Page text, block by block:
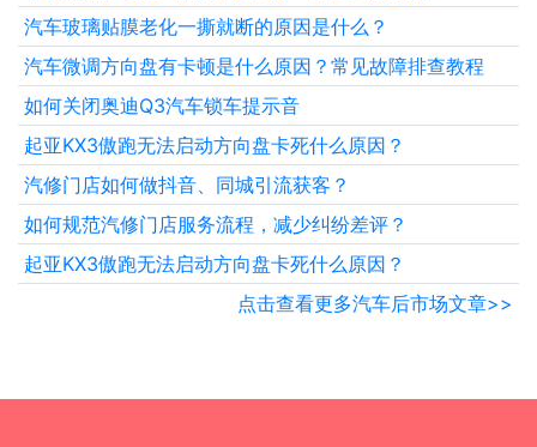
汽车玻璃贴膜老化一撕就断的原因是什么？
汽车微调方向盘有卡顿是什么原因？常见故障排查教程
如何关闭奥迪Q3汽车锁车提示音
起亚KX3傲跑无法启动方向盘卡死什么原因？
汽修门店如何做抖音、同城引流获客？
如何规范汽修门店服务流程，减少纠纷差评？
起亚KX3傲跑无法启动方向盘卡死什么原因？
点击查看更多汽车后市场文章>>